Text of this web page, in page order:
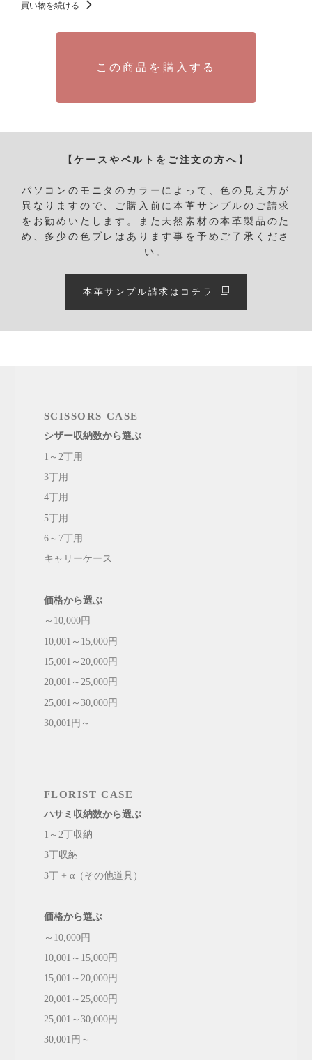
この商品を購入する
買い物を続ける
【ケースやベルトをご注文の方へ】
パソコンのモニタのカラーによって、色の見え方が
異なりますので、ご購入前に本革サンプルのご請求
をお勧めいたします。
また天然素材の本革製品のた
め、多少の色ブレはあります事を予めご了承くださ
い。
本革サンプル請求はコチラ
SCISSORS CASE
シザー収納数から選ぶ
1～2丁用
3丁用
4丁用
5丁用
6～7丁用
キャリーケース
価格から選ぶ
～10,000円
10,001～15,000円
15,001～20,000円
20,001～25,000円
25,001～30,000円
30,001円～
FLORIST CASE
ハサミ収納数から選ぶ
1～2丁収納
3丁収納
3丁 + α（その他道具）
価格から選ぶ
～10,000円
10,001～15,000円
15,001～20,000円
20,001～25,000円
25,001～30,000円
30,001円～